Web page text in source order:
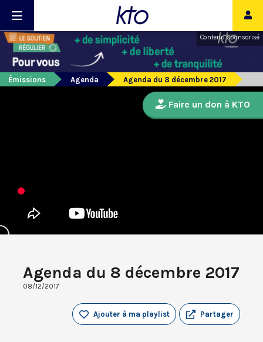
Contenu sponsorisé
Émissions Agenda Agenda du 8 décembre 2017
Agenda du 8 décembre 2017
08/12/2017
Partager
Ajouter à ma playlist
Faire un don à KTO